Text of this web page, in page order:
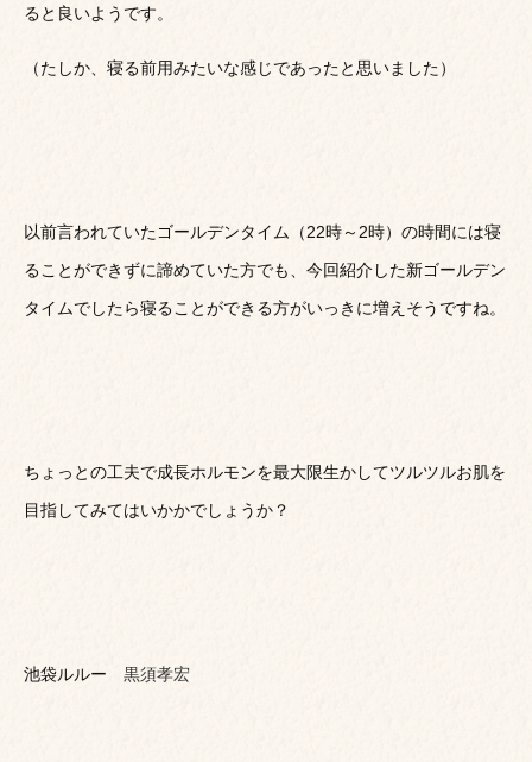
ると良いようです。
（たしか、寝る前用みたいな感じであったと思いました）
以前言われていたゴールデンタイム（22時～2時）の時間には寝
ることができずに諦めていた方でも、今回紹介した新ゴールデン
タイムでしたら寝ることができる方がいっきに増えそうですね。
ちょっとの工夫で成長ホルモンを最大限生かしてツルツルお肌を
目指してみてはいかかでしょうか？
池袋ルルー 黒須孝宏